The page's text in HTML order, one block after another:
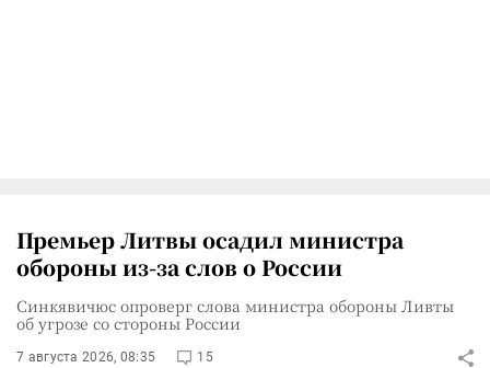
Премьер Литвы осадил министра
обороны из-за слов о России
Синкявичюс опроверг слова министра обороны Ливты
об угрозе со стороны России
7 августа 2026, 08:35 15